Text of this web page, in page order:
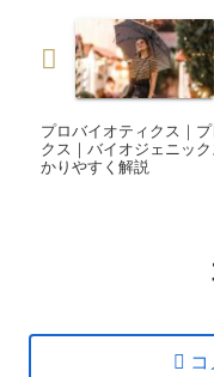
スス
す。
プロバイオティクス｜
クス｜バイオジェニッ
かりやすく解説